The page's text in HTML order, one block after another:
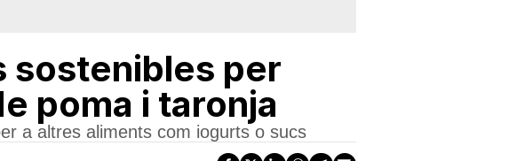
sostenibles per
poma i taronja
a altres aliments com iogurts o sucs